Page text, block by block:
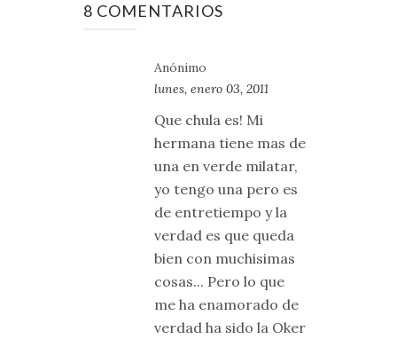
8 COMENTARIOS
Anónimo
lunes, enero 03, 2011
Que chula es! Mi
hermana tiene mas de
una en verde milatar,
yo tengo una pero es
de entretiempo y la
verdad es que queda
bien con muchisimas
cosas... Pero lo que
me ha enamorado de
verdad ha sido la Oker